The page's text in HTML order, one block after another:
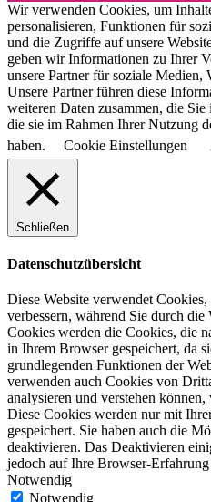
Wir verwenden Cookies, um
personalisieren, Funktionen für
und die Zugriffe auf unsere
geben wir Informationen zu Ihrer
unsere Partner für soziale Medien,
Unsere Partner führen diese
weiteren Daten zusammen, die
die sie im Rahmen Ihrer Nutzung
haben.
Cookie Einstellungen
Schließen
Datenschutzübersicht
Diese Website verwendet
verbessern, während Sie durch
Cookies werden die Cookies, die
in Ihrem Browser gespeichert, da
grundlegenden Funktionen der
verwenden auch Cookies von
analysieren und verstehen
Diese Cookies werden nur mit
gespeichert. Sie haben auch die
deaktivieren. Das Deaktivieren
jedoch auf Ihre Browser-
Notwendig
Notwendig